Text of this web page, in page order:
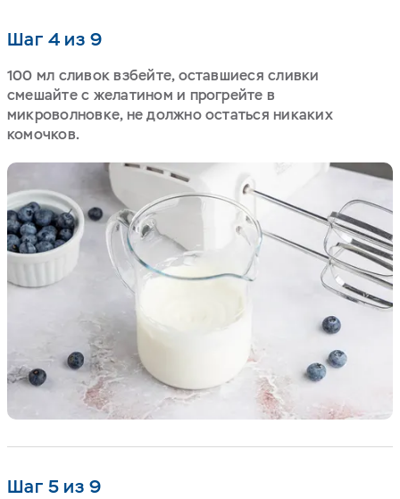
Шаг 4 из 9
100 мл сливок взбейте, оставшиеся сливки
смешайте с желатином и прогрейте в
микроволновке, не должно остаться никаких
комочков.
Шаг 5 из 9